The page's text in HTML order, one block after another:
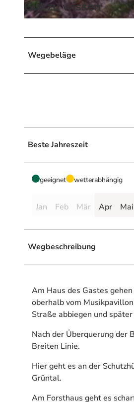
Gut zu wissen
Wegebeläge
Beste Jahreszeit
geeignet wetterabhängig
Jan Feb Mär Apr Mai
Wegbeschreibung
Am Haus des Gastes
oberhalb vom
Straße abbiegen und
Nach der Überquerung der
Breiten Linie.
Hier geht es an der
Grüntal.
Am Forsthaus geht es